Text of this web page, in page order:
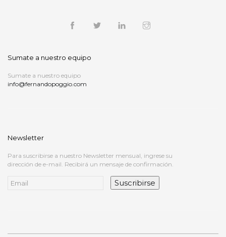
Sumate a nuestro equipo
Sumate a nuestro equipo
info@fernandopoggio.com
Newsletter
Para suscribirse a nuestro Newsletter mensual, ingrese su
dirección de e-mail. Recibirá un mensaje de confirmación.